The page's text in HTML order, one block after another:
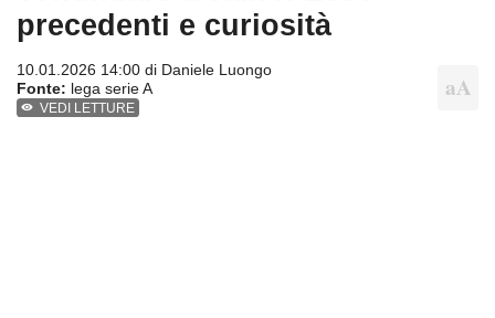
precedenti e curiosità
10.01.2026 14:00 di Daniele Luongo
Fonte: lega serie A
VEDI LETTURE